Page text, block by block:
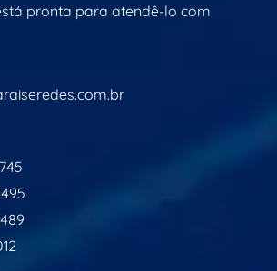
pronta para atendê-lo com